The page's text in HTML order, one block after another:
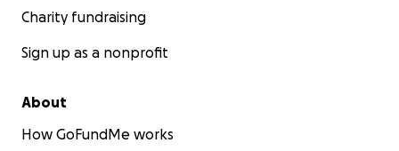
Charity fundraising
Sign up as a nonprofit
About
How GoFundMe works